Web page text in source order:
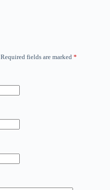
Required fields are marked *